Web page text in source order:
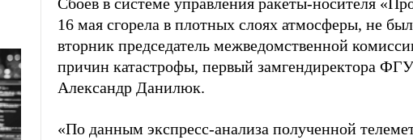
16 мая сгорела в плотных слоях атмосферы, не
вторник председатель межведомственной
причин катастрофы, первый замгендиректора
Александр Данилюк.
«По данным экспресс-анализа полученной